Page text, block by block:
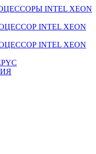
INTEL XEON
INTEL XEON
INTEL XEON